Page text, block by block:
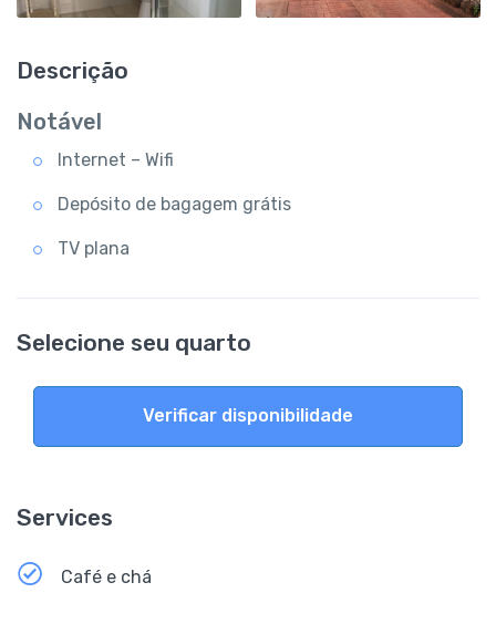
Descrição
Notável
Internet – Wifi
Depósito de bagagem grátis
TV plana
Selecione seu quarto
Verificar disponibilidade
Services
Café e chá